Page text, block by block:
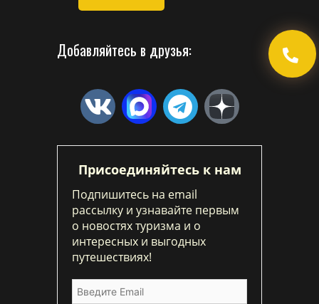
Добавляйтесь в друзья:
Присоединяйтесь к нам
Подпишитесь на email
рассылку и узнавайте первым
о новостях туризма и о
интересных и выгодных
путешествиях!